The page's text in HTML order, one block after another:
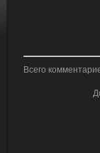
Всего